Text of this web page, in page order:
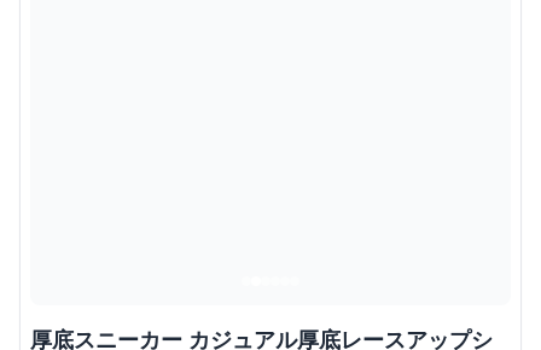
厚底スニーカー カジュアル厚底レースアップシ